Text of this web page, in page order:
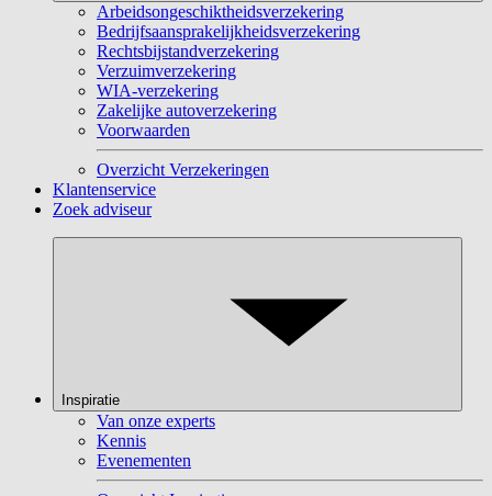
Arbeidsongeschiktheidsverzekering
Bedrijfsaansprakelijkheidsverzekering
Rechtsbijstandverzekering
Verzuimverzekering
WIA-verzekering
Zakelijke autoverzekering
Voorwaarden
Overzicht Verzekeringen
Klantenservice
Zoek adviseur
Inspiratie
Van onze experts
Kennis
Evenementen